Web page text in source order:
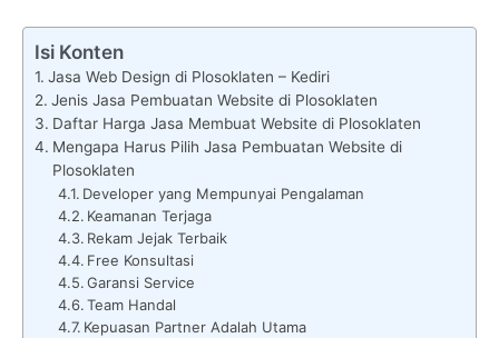
Isi Konten
Jasa Web Design di Plosoklaten – Kediri
Jenis Jasa Pembuatan Website di Plosoklaten
Daftar Harga Jasa Membuat Website di Plosoklaten
Mengapa Harus Pilih Jasa Pembuatan Website di
Plosoklaten
Developer yang Mempunyai Pengalaman
Keamanan Terjaga
Rekam Jejak Terbaik
Free Konsultasi
Garansi Service
Team Handal
Kepuasan Partner Adalah Utama